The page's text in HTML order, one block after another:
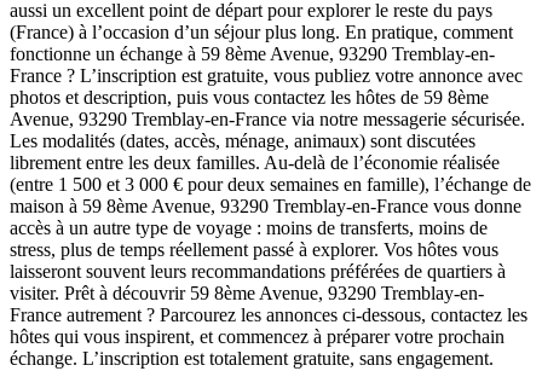
aussi un excellent point de départ pour explorer le reste du pays
(France) à l’occasion d’un séjour plus long. En pratique, comment
fonctionne un échange à 59 8ème Avenue, 93290 Tremblay-en-
France ? L’inscription est gratuite, vous publiez votre annonce avec
photos et description, puis vous contactez les hôtes de 59 8ème
Avenue, 93290 Tremblay-en-France via notre messagerie sécurisée.
Les modalités (dates, accès, ménage, animaux) sont discutées
librement entre les deux familles. Au-delà de l’économie réalisée
(entre 1 500 et 3 000 € pour deux semaines en famille), l’échange de
maison à 59 8ème Avenue, 93290 Tremblay-en-France vous donne
accès à un autre type de voyage : moins de transferts, moins de
stress, plus de temps réellement passé à explorer. Vos hôtes vous
laisseront souvent leurs recommandations préférées de quartiers à
visiter. Prêt à découvrir 59 8ème Avenue, 93290 Tremblay-en-
France autrement ? Parcourez les annonces ci-dessous, contactez les
hôtes qui vous inspirent, et commencez à préparer votre prochain
échange. L’inscription est totalement gratuite, sans engagement.